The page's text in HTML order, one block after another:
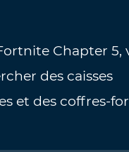
Chapter 5,
des caisses
et des coffres-